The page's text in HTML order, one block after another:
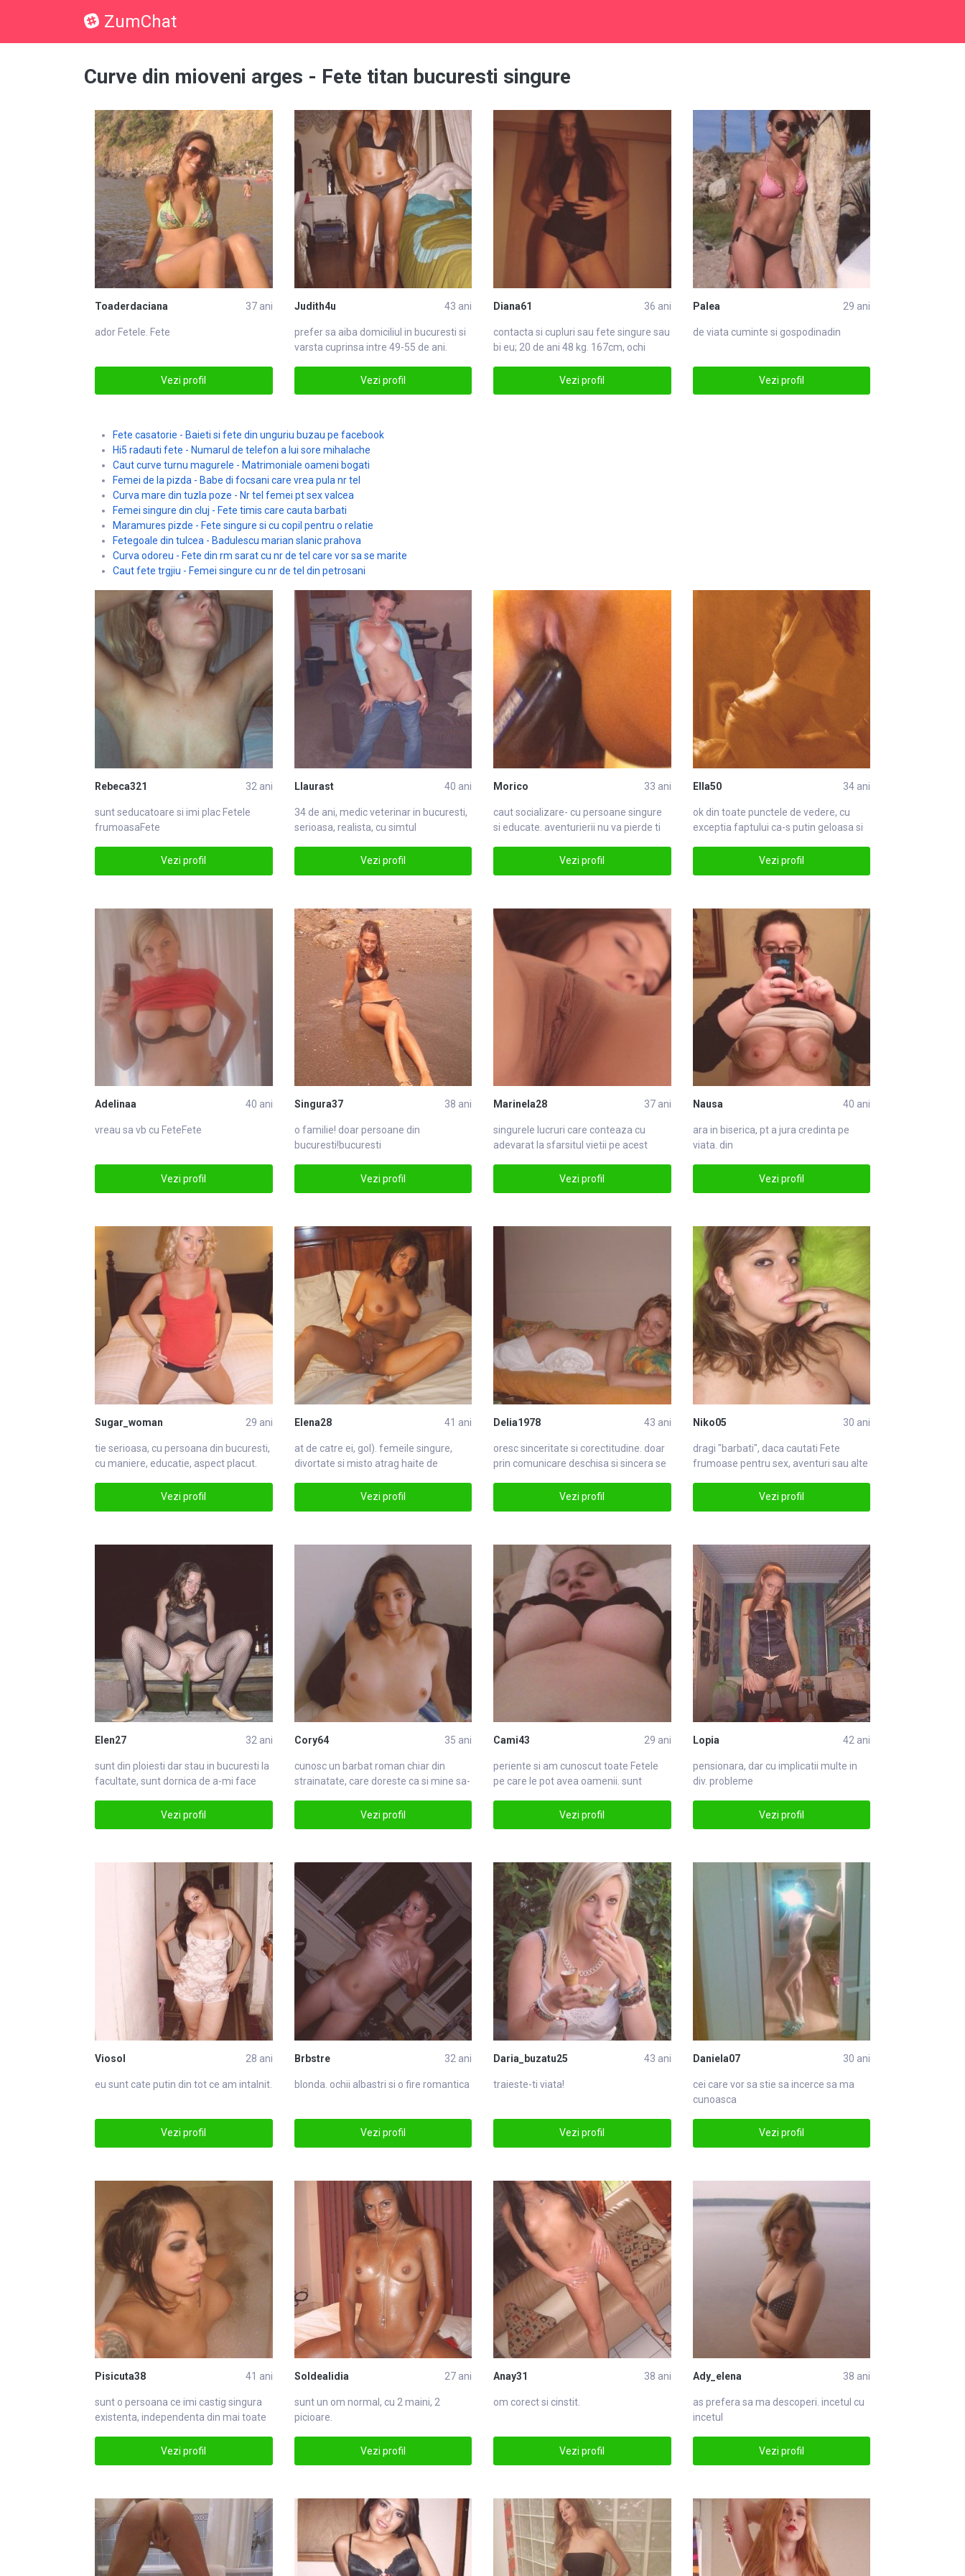
ZumChat
Curve din mioveni arges - Fete titan bucuresti singure
Toaderdaciana 37 ani
adorFetele. Fete
Vezi profil
Judith4u 43 ani
prefer sa aiba domiciliul in bucuresti si
varsta cuprinsa intre 49-55 de ani.
Vezi profil
Diana61 36 ani
contacta si cupluri sau fete singure sau
bi eu; 20 de ani 48 kg. 167cm, ochi
Vezi profil
Palea 29 ani
de viata cuminte si gospodinadin
Vezi profil
Fete casatorie - Baieti si fete din unguriu buzau pe facebook
Hi5 radauti fete - Numarul de telefon a lui sore mihalache
Caut curve turnu magurele - Matrimoniale oameni bogati
Femei de la pizda - Babe di focsani care vrea pula nr tel
Curva mare din tuzla poze - Nr tel femei pt sex valcea
Femei singure din cluj - Fete timis care cauta barbati
Maramures pizde - Fete singure si cu copil pentru o relatie
Fetegoale din tulcea - Badulescu marian slanic prahova
Curva odoreu - Fete din rm sarat cu nr de tel care vor sa se marite
Caut fete trgjiu - Femei singure cu nr de tel din petrosani
Rebeca321 32 ani
sunt seducatoare si imi plac Fete le
frumoasaFete
Vezi profil
Llaurast 40 ani
34 de ani, medic veterinar in bucuresti,
serioasa, realista, cu simtul
Vezi profil
Morico 33 ani
caut socializare- cu persoane singure
si educate. aventurierii nu va pierde ti
Vezi profil
Ella50 34 ani
ok din toate punctele de vedere, cu
exceptia faptului ca-s putin geloasa si
Vezi profil
Adelinaa 40 ani
vreau sa vb cu FeteFete
Vezi profil
Singura37 38 ani
o familie! doar persoane din
bucuresti!bucuresti
Vezi profil
Marinela28 37 ani
singure le lucruri care conteaza cu
adevarat la sfarsitul vietii pe acest
Vezi profil
Nausa 40 ani
ara in biserica, pt a jura credinta pe
viata. din
Vezi profil
Sugar_woman 29 ani
tie serioasa, cu persoana din bucuresti,
cu maniere, educatie, aspect placut.
Vezi profil
Elena28 41 ani
at de catre ei, gol). femeile singure,
divortate si misto atrag haite de
Vezi profil
Delia1978 43 ani
oresc sinceritate si corectitudine. doar
prin comunicare deschisa si sincera se
Vezi profil
Niko05 30 ani
dragi "barbati", daca cautati Fete
frumoase pentru sex, aventuri sau alte
Vezi profil
Elen27 32 ani
sunt din ploiesti dar stau in bucuresti la
facultate, sunt dornica de a-mi face
Vezi profil
Cory64 35 ani
cunosc un barbat roman chiar din
strainatate, care doreste ca si mine sa-
Vezi profil
Cami43 29 ani
periente si am cunoscut toate Fete le
pe care le pot avea oamenii. sunt
Vezi profil
Lopia 42 ani
pensionara, dar cu implicatii multe in
div. probleme
Vezi profil
Viosol 28 ani
eu sunt cate putin din tot ce am intalnit.
Vezi profil
Brbstre 32 ani
blonda. ochii albastri si o fire romantica
Vezi profil
Daria_buzatu25 43 ani
traieste-ti viata!
Vezi profil
Daniela07 30 ani
cei care vor sa stie sa incerce sa ma
cunoasca
Vezi profil
Pisicuta38 41 ani
sunt o persoana ce imi castig singura
existenta, independenta din mai toate
Vezi profil
Soldealidia 27 ani
sunt un om normal, cu 2 maini, 2
picioare.
Vezi profil
Anay31 38 ani
om corect si cinstit.
Vezi profil
Ady_elena 38 ani
as prefera sa ma descoperi. incetul cu
incetul
Vezi profil